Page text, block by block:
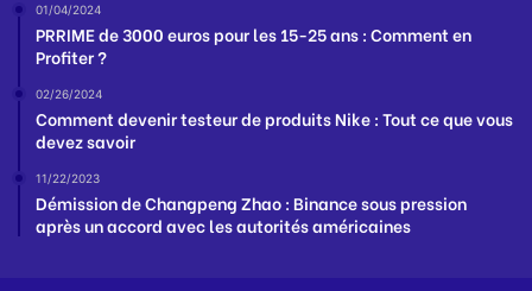
01/04/2024
PRRIME de 3000 euros pour les 15-25 ans : Comment en
Profiter ?
02/26/2024
Comment devenir testeur de produits Nike : Tout ce que vous
devez savoir
11/22/2023
Démission de Changpeng Zhao : Binance sous pression
après un accord avec les autorités américaines